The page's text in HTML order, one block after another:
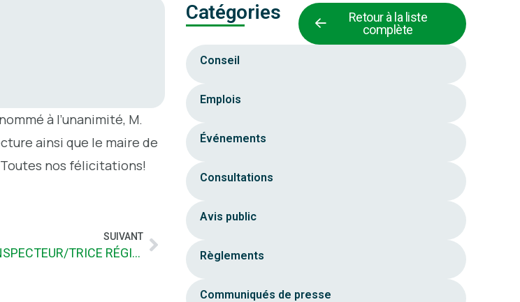
à l’unanimité, M.
ainsi que le maire de
nos félicitations!
SUIVANT
OFFRE D’EMPLOI: INSPECTEUR/TRICE RÉGIONAL/E
Catégories
Retour à la liste
complète
Conseil
Emplois
Événements
Consultations
Avis public
Règlements
Communiqués de presse